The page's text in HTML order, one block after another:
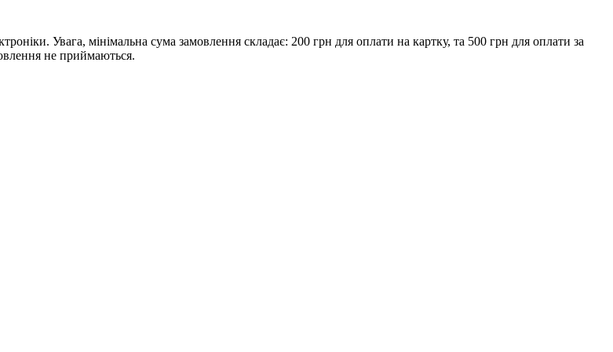
Увага, мінімальна сума замовлення складає: 200 грн для оплати на картку, та 500 грн для оплати за
не приймаються.